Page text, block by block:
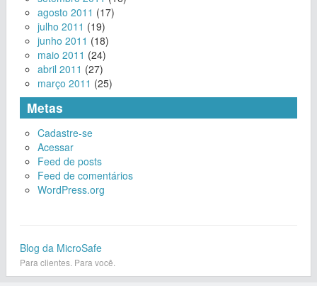
agosto 2011 (17)
julho 2011 (19)
junho 2011 (18)
maio 2011 (24)
abril 2011 (27)
março 2011 (25)
Metas
Cadastre-se
Acessar
Feed de posts
Feed de comentários
WordPress.org
Blog da MicroSafe
Para clientes. Para você.